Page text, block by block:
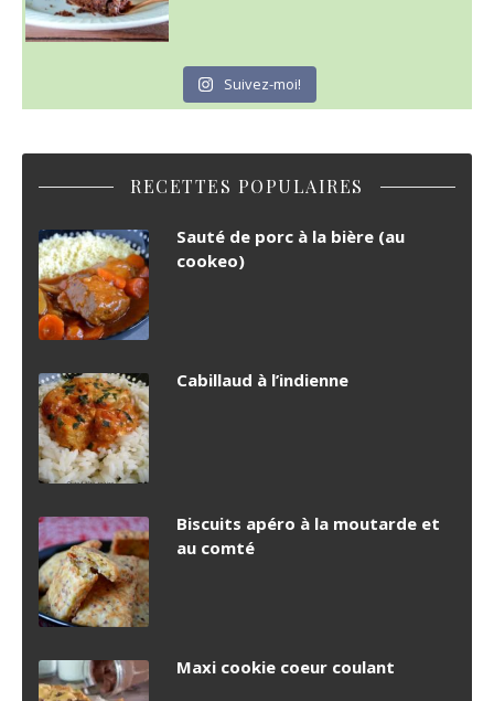
Suivez-moi!
RECETTES POPULAIRES
Sauté de porc à la bière (au
cookeo)
Cabillaud à l’indienne
Biscuits apéro à la moutarde et
au comté
Maxi cookie coeur coulant